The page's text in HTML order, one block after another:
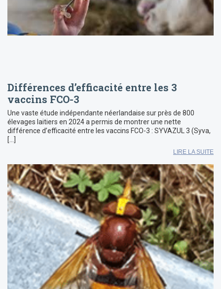
Différences d’efficacité entre les 3
vaccins FCO-3
Une vaste étude indépendante néerlandaise sur près de 800
élevages laitiers en 2024 a permis de montrer une nette
différence d’efficacité entre les vaccins FCO-3 : SYVAZUL 3 (Syva,
[…]
LIRE LA SUITE